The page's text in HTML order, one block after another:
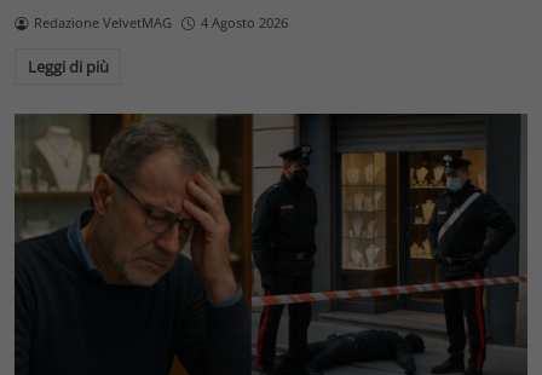
Redazione VelvetMAG 4 Agosto 2026
Leggi di più